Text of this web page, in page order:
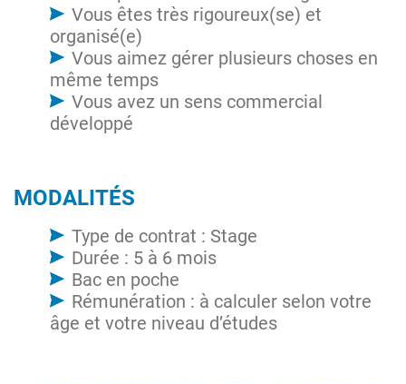
Vous êtes très rigoureux(se) et
organisé(e)
Vous aimez gérer plusieurs choses en
même temps
Vous avez un sens commercial
développé
MODALITÉS
Type de contrat : Stage
Durée : 5 à 6 mois
Bac en poche
Rémunération : à calculer selon votre
âge et votre niveau d’études